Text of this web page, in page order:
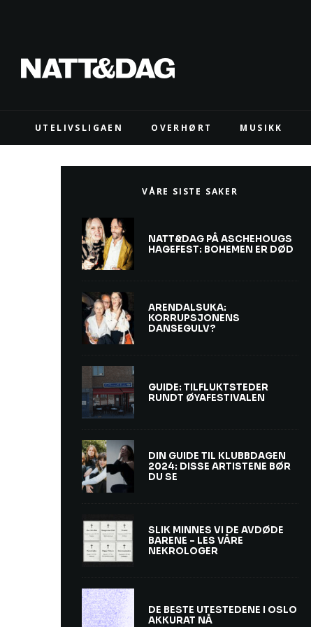
UTELIVSLIGAEN OVERHØRT MUSIKK
VÅRE SISTE SAKER
NATT&DAG PÅ ASCHEHOUGS
HAGEFEST: BOHEMEN ER DØD
ARENDALSUKA:
KORRUPSJONENS
DANSEGULV?
GUIDE: TILFLUKTSTEDER
RUNDT ØYAFESTIVALEN
DIN GUIDE TIL KLUBBDAGEN
2024: DISSE ARTISTENE BØR
DU SE
SLIK MINNES VI DE AVDØDE
BARENE – LES VÅRE
NEKROLOGER
DE BESTE UTESTEDENE I OSLO
AKKURAT NÅ